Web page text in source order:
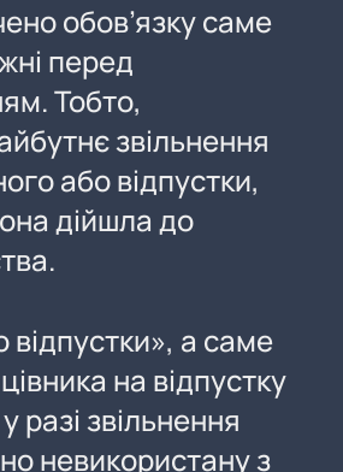
обов’язку саме
перед
Тобто,
звільнення
або відпустки,
дійшла до
а саме
на відпустку
разі звільнення
невикористану з